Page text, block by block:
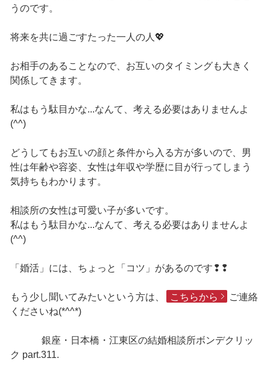
うのです。
将来を共に過ごすたった一人の人💖
お相手のあることなので、お互いのタイミングも大きく
関係してきます。
私はもう駄目かな...なんて、考える必要はありませんよ
(^^)
どうしてもお互いの顔と条件から入る方が多いので、男
性は年齢や容姿、女性は年収や学歴に目が行ってしまう
気持ちもわかります。
相談所の女性は可愛い子が多いです。
私はもう駄目かな...なんて、考える必要はありませんよ
(^^)
「婚活」には、ちょっと「コツ」があるのです❢❢
もう少し聞いてみたいという方は、 こちらから
ご連絡
くださいね(*^^*)
銀座・日本橋・江東区の結婚相談所ボンデクリッ
ク part.311.